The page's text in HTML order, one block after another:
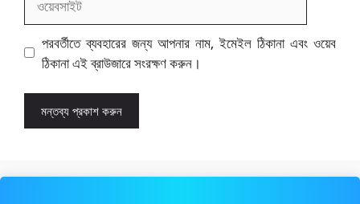
পরবর্তীতে ব্যবহারের জন্য আপনার নাম, ইমেইল ঠিকানা এবং ওয়েব
ঠিকানা এই ব্রাউজারে সংরক্ষণ করুন।